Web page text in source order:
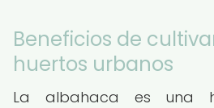
Beneficios de
huertos urbanos
La albahaca es una